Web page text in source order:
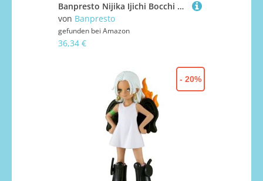
Banpresto Nijika Ijichi Bocchi The Rock! Vol.2 Actionfigur, 19 cm, Mehrfarbig BP89530P
von Banpresto
gefunden bei Amazon
36,34 €
- 20%